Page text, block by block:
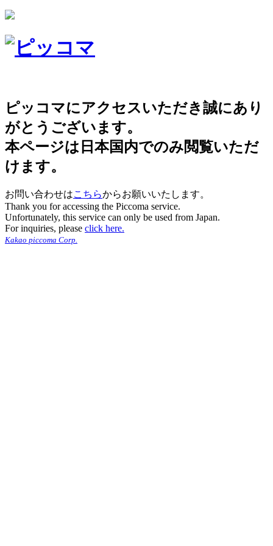
ピッコマにアクセスいただき誠にあり
がとうございます。
本ページは日本国内でのみ閲覧いただ
けます。
お問い合わせはこちらからお願いいたします。
Thank you for accessing the Piccoma service.
Unfortunately, this service can only be used from Japan.
For inquiries, please click here.
Kakao piccoma Corp.